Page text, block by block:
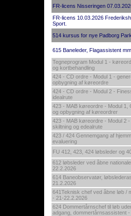
FR-licens Nisseringen
FR-licens 10.03.2026
Sport.
514 kursus for nye Padborg
615 Baneleder, Flagassistent mm
Tegneprogram Modul 1 -
og kortbehandling
424 - CD ordre - Modul 1 -
opbygning af køreordre
424 - CD ordre - Modul 2 -
idealrute
423 - MAB køreordre - Modul 1,
og opbygning af køreordrer
423 - MAB køreordre - Modul 2
skiltning og edealrute
423 / 424 Gennemgang af
evaluering
FU 412, 423, 424 løbsleder og
612 løbsleder ved åbne
22.2.2026
614 Baneobservatør,
21.2.2026
641Teknisk chef ved åbne løb /
- 21-22.2.2026
624 Dommertårnschef til løb
adgang, dommertårnsassistent -